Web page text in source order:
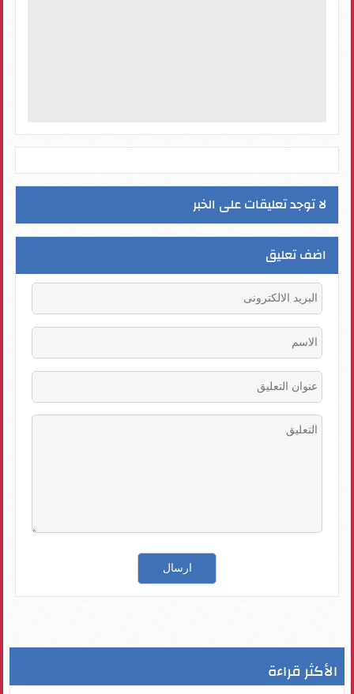
لا توجد تعليقات على الخبر
اضف تعليق
الأكثر قراءة